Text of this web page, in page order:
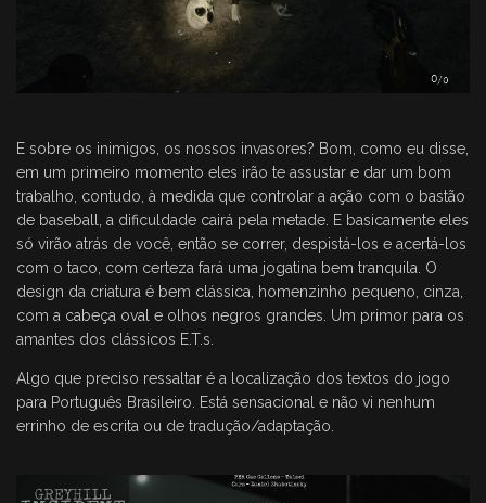
E sobre os inimigos, os nossos invasores? Bom, como eu disse,
em um primeiro momento eles irão te assustar e dar um bom
trabalho, contudo, à medida que controlar a ação com o bastão
de baseball, a dificuldade cairá pela metade. E basicamente eles
só virão atrás de você, então se correr, despistá-los e acertá-los
com o taco, com certeza fará uma jogatina bem tranquila. O
design da criatura é bem clássica, homenzinho pequeno, cinza,
com a cabeça oval e olhos negros grandes. Um primor para os
amantes dos clássicos E.T.s.
Algo que preciso ressaltar é a localização dos textos do jogo
para Português Brasileiro. Está sensacional e não vi nenhum
errinho de escrita ou de tradução/adaptação.